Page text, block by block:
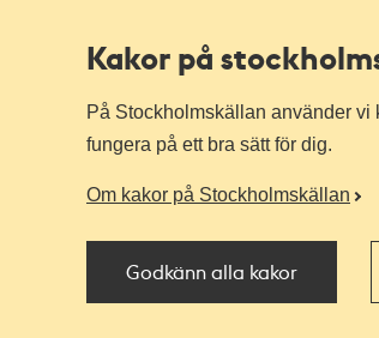
Kakor på
På Stockholmskällan använder vi
fungera på ett bra sätt för dig.
Om kakor på Stockholmskällan
Godkänn alla kakor